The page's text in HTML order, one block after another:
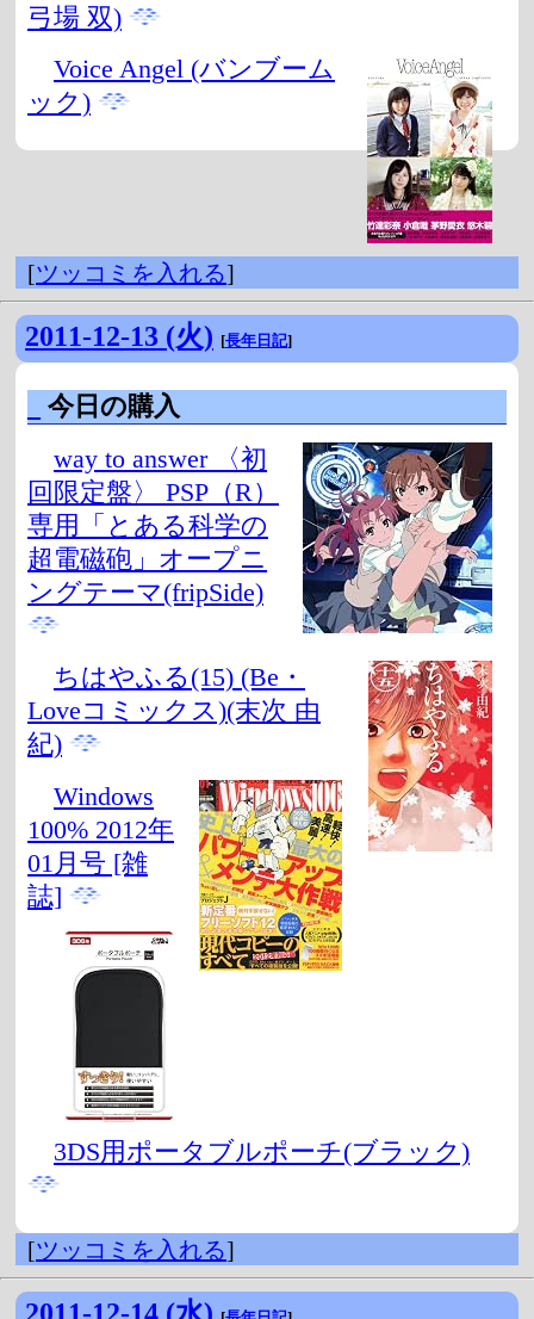
弓場 双)
Voice Angel (バンブーム
ック)
[ツッコミを入れる]
2011-12-13 (火) [長年日記]
今日の購入
way to answer 〈初
回限定盤〉 PSP（R）
専用「とある科学の
超電磁砲」オープニ
ングテーマ(fripSide)
ちはやふる(15) (Be・
Loveコミックス)(末次 由
紀)
Windows
100% 2012年
01月号 [雑
誌]
3DS用ポータブルポーチ(ブラック)
[ツッコミを入れる]
2011-12-14 (水)